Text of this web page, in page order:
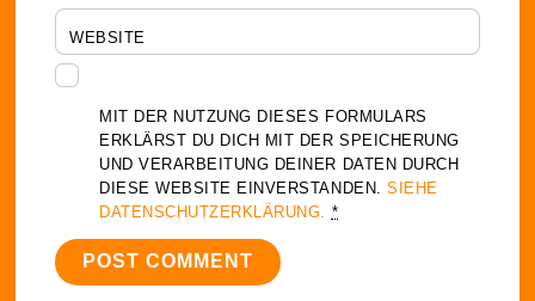
WEBSITE
MIT DER NUTZUNG DIESES FORMULARS
ERKLÄRST DU DICH MIT DER SPEICHERUNG
UND VERARBEITUNG DEINER DATEN DURCH
DIESE WEBSITE EINVERSTANDEN.SIEHE
DATENSCHUTZERKLÄRUNG.
*